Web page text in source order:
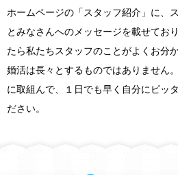
ホームページの「スタッフ紹介」に、
とみなさんへのメッセージを載せてお
たら私たちスタッフのことがよくお分
婚活は長々とするものではありません
に取組んで、１日でも早く自分にピッ
ださい。